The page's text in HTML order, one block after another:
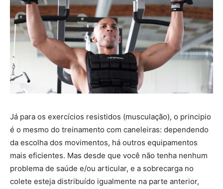
Já para os exercícios resistidos (musculação), o principio
é o mesmo do treinamento com caneleiras: dependendo
da escolha dos movimentos, há outros equipamentos
mais eficientes. Mas desde que você não tenha nenhum
problema de saúde e/ou articular, e a sobrecarga no
colete esteja distribuído igualmente na parte anterior,